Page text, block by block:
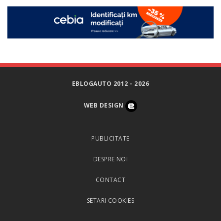
EBLOGAUTO 2012 - 2026
WEB DESIGN
PUBLICITATE
DESPRE NOI
CONTACT
SETARI COOKIES